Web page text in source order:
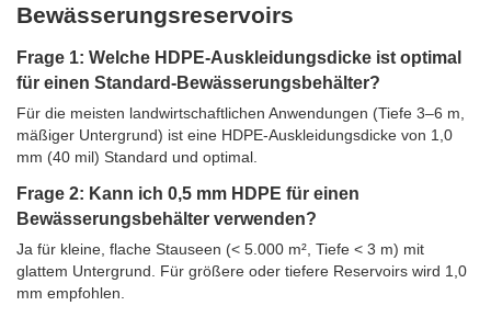
Bewässerungsreservoirs
Frage 1: Welche HDPE-Auskleidungsdicke ist optimal
für einen Standard-Bewässerungsbehälter?
Für die meisten landwirtschaftlichen Anwendungen (Tiefe 3–6 m,
mäßiger Untergrund) ist eine HDPE-Auskleidungsdicke von 1,0
mm (40 mil) Standard und optimal.
Frage 2: Kann ich 0,5 mm HDPE für einen
Bewässerungsbehälter verwenden?
Ja für kleine, flache Stauseen (< 5.000 m², Tiefe < 3 m) mit
glattem Untergrund. Für größere oder tiefere Reservoirs wird 1,0
mm empfohlen.